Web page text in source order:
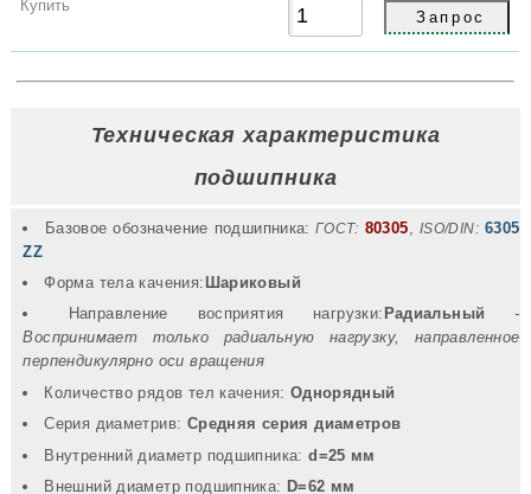
Техническая характеристика
подшипника
Базовое обозначение подшипника: ГОСТ: 80305 ISO/DIN: 6305
ZZ
Форма тела качения: Шариковый
Направление восприятия нагрузки: Радиальный
-
Воспринимает только радиальную нагрузку, направленное
перпендикулярно оси вращения
Количество рядов тел качения: Однорядный
Серия диаметрив: Средняя серия диаметров
Внутренний диаметр подшипника:d=25 мм
Внешний диаметр подшипника: D=62 мм